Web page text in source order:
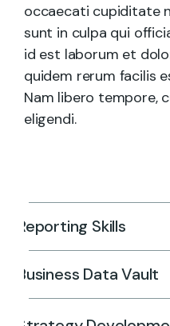
occaecati cupiditate
sunt in culpa qui
id est laborum et
quidem rerum facilis
Nam libero tempore,
eligendi.
Reporting Skills
Business Data Vault